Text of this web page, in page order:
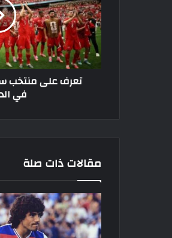
سويسرا
منافس
الجزائر
في
الدور
الـ32
تعرف على منتخب
في
مقالات ذات صلة